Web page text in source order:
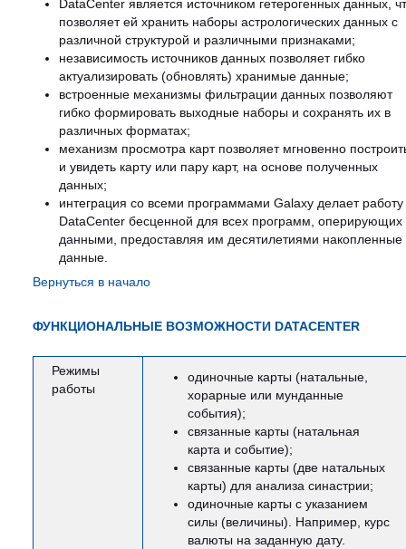
DataCenter является источником гетерогенных данных,
позволяет ей хранить наборы астрологических данных с
различной структурой и различными признаками;
независимость источников данных позволяет гибко
актуализировать (обновлять) хранимые данные;
встроенные механизмы фильтрации данных позволяют
гибко формировать выходные наборы и сохранять их в
различных форматах;
механизм просмотра карт позволяет мгновенно
и увидеть карту или пару карт, на основе полученных
данных;
интеграция со всеми программами Galaxy делает работу
DataCenter бесценной для всех программ, оперирующих
данными, предоставляя им десятилетиями накопленные
данные.
Вернуться в начало
ФУНКЦИОНАЛЬНЫЕ ВОЗМОЖНОСТИ DATACENTER
Режимы
работы
одиночные карты (натальные,
хорарные или мунданные
события);
связанные карты (натальная
карта и событие);
связанные карты (две натальных
карты) для анализа синастрии;
одиночные карты с указанием
силы (величины). Например, курс
валюты на заданную дату.